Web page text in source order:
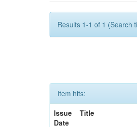
Results 1-1 of 1 (Search
Item hits:
Issue
Date
Title